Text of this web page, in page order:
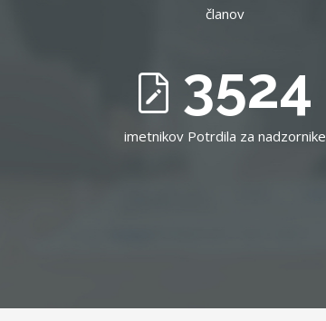
članov
3524
imetnikov Potrdila za nadzornike